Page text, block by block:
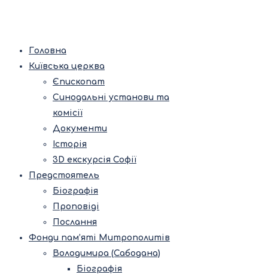
Головна
Київська церква
Єпископат
Синодальні установи та
комісії
Документи
Історія
3D екскурсія Софії
Предстоятель
Біографія
Проповіді
Послання
Фонди пам’яті Митрополитів
Володимира (Сабодана)
Біографія